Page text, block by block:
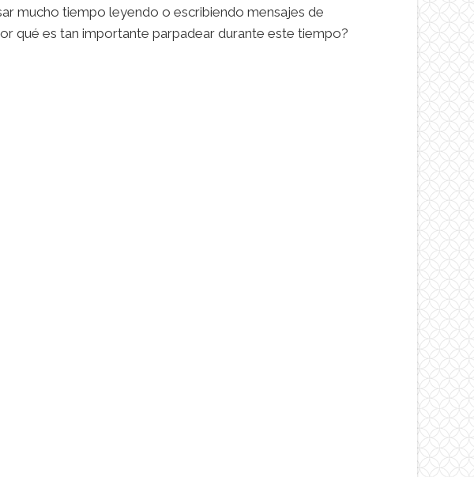
mucho tiempo leyendo o escribiendo mensajes de
qué es tan importante parpadear durante este tiempo?